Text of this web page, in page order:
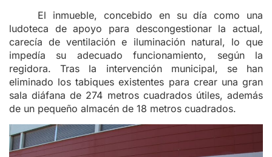
El inmueble, concebido en su día como una
ludoteca de apoyo para descongestionar la actual,
carecía de ventilación e iluminación natural, lo que
impedía su adecuado funcionamiento, según la
regidora. Tras la intervención municipal, se han
eliminado los tabiques existentes para crear una gran
sala diáfana de 274 metros cuadrados útiles, además
de un pequeño almacén de 18 metros cuadrados.